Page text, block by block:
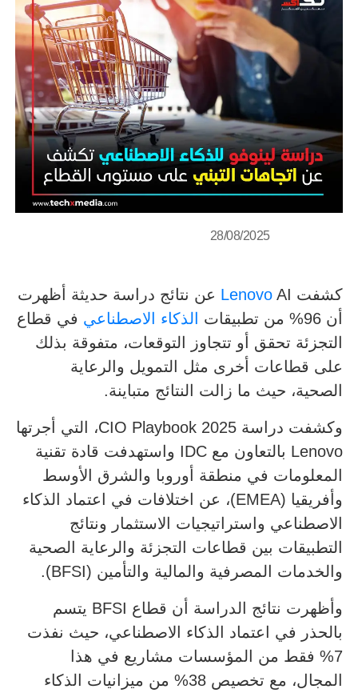
28/08/2025
كشفت Lenovo AI عن نتائج دراسة حديثة أظهرت
أن 96% من تطبيقات
الذكاء الاصطناعي في قطاع
التجزئة تحقق أو تتجاوز التوقعات، متفوقة بذلك
على قطاعات أخرى مثل التمويل والرعاية
الصحية، حيث ما زالت النتائج متباينة.
وكشفت دراسة CIO Playbook 2025، التي أجرتها
Lenovo بالتعاون مع IDC واستهدفت قادة تقنية
المعلومات في منطقة أوروبا والشرق الأوسط
وأفريقيا (EMEA)، عن اختلافات في اعتماد الذكاء
الاصطناعي واستراتيجيات الاستثمار ونتائج
التطبيقات بين قطاعات التجزئة والرعاية الصحية
والخدمات المصرفية والمالية والتأمين (BFSI).
وأظهرت نتائج الدراسة أن قطاع BFSI يتسم
بالحذر في اعتماد الذكاء الاصطناعي، حيث نفذت
7% فقط من المؤسسات مشاريع في هذا
المجال، مع تخصيص 38% من ميزانيات الذكاء